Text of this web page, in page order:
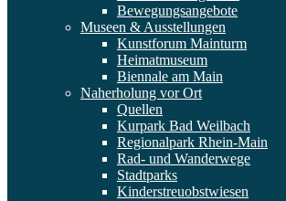
Bewegungsangebote
Museen & Ausstellungen
Kunstforum Mainturm
Heimatmuseum
Biennale am Main
Naherholung vor Ort
Quellen
Kurpark Bad Weilbach
Regionalpark Rhein-Main
Rad- und Wanderwege
Stadtparks
Kinderstreuobstwiesen